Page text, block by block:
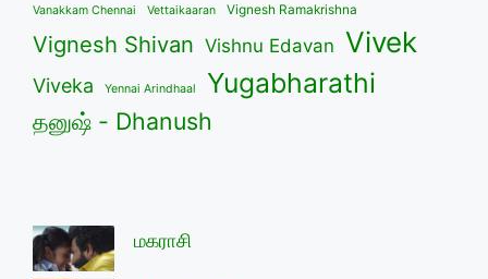
Vanakkam Chennai Vettaikaaran Vignesh Ramakrishna
Vignesh Shivan Vishnu Edavan Vivek
Viveka Yennai Arindhaal Yugabharathi
தனுஷ் - Dhanush
மகராசி